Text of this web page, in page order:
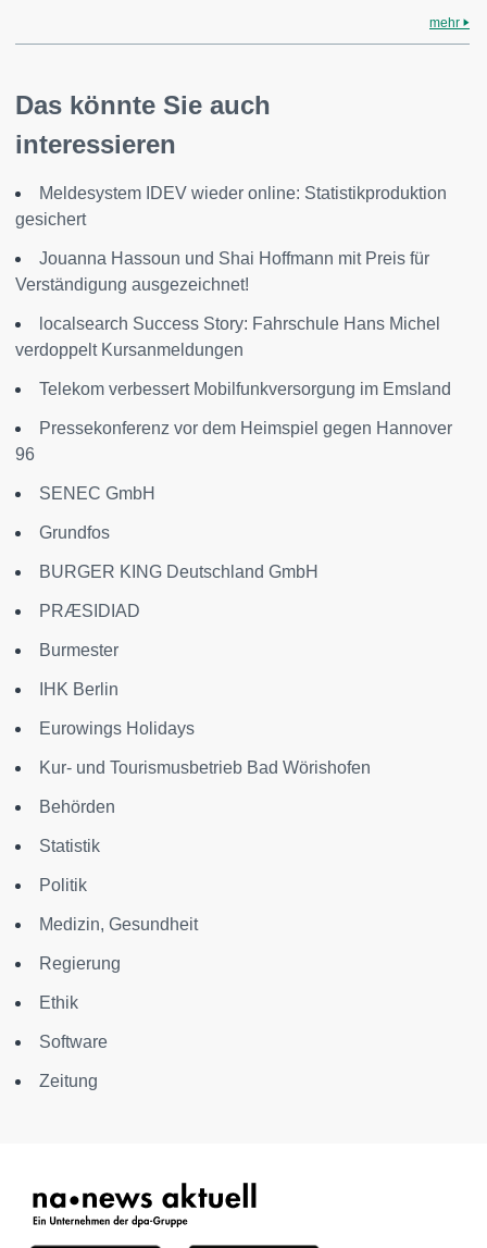
mehr
Das könnte Sie auch
interessieren
Meldesystem IDEV wieder online: Statistikproduktion
gesichert
Jouanna Hassoun und Shai Hoffmann mit Preis für
Verständigung ausgezeichnet!
localsearch Success Story: Fahrschule Hans Michel
verdoppelt Kursanmeldungen
Telekom verbessert Mobilfunkversorgung im Emsland
Pressekonferenz vor dem Heimspiel gegen Hannover
96
SENEC GmbH
Grundfos
BURGER KING Deutschland GmbH
PRÆSIDIAD
Burmester
IHK Berlin
Eurowings Holidays
Kur- und Tourismusbetrieb Bad Wörishofen
Behörden
Statistik
Politik
Medizin, Gesundheit
Regierung
Ethik
Software
Zeitung